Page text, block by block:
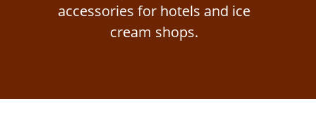
accessories for hotels and ice
cream shops.